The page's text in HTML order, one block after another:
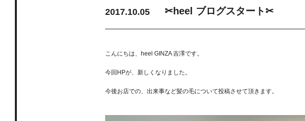
2017.10.05 ✂heel ブログスタート✂
こんにちは、heel GINZA 吉澤です。
今回HPが、新しくなりました。
今後お店での、出来事など髪の毛について投稿させて頂きます。